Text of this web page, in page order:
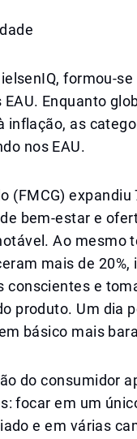
formou-
Enquanto
as
nos EAU.
(FMCG) expandiu
bem-estar e
Ao mesmo
mais de 20%,
conscientes e
produto. Um dia
básico mais
do consumidor
focar em um
e em várias